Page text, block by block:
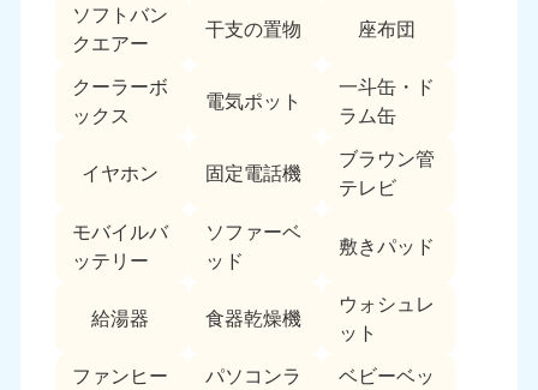
ソフトバン
クエアー
干支の置物 座布団
クーラーボ
ックス
電気ポット
一斗缶・ド
ラム缶
イヤホン 固定電話機
ブラウン管
テレビ
モバイルバ
ッテリー
ソファーベ
ッド
敷きパッド
給湯器 食器乾燥機
ウォシュレ
ット
ファンヒー
パソコンラ
ベビーベッ
大分県
050-1880-9893
9:00〜19:00 年中無休
050-1880-9890
9:00〜19:00 年中無休
050-1880-9892
沖縄県
050-1880-9887